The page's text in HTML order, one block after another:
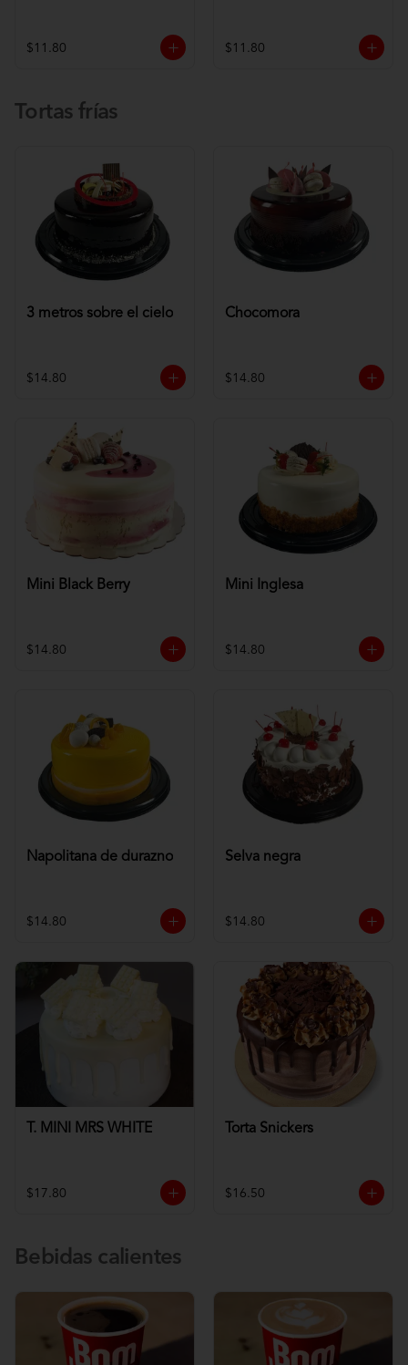
$11.80 $11.80
Tortas frías
3 metros sobre el cielo
$14.80
Chocomora
$14.80
Mini Black Berry
$14.80
Mini Inglesa
$14.80
Napolitana de durazno
$14.80
Selva negra
$14.80
T. MINI MRS WHITE
$17.80
Torta Snickers
$16.50
Bebidas calientes